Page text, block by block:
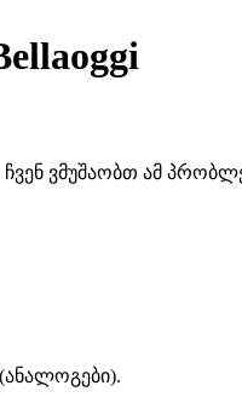
ვმუშაობთ ამ